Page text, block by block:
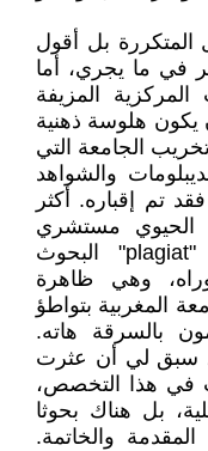
المتكررة بل أقول
في ما يجري، أما
المزيفة
يكون هلوسة ذهنية
الجامعة التي
والشواهد
تم إقباره. أكثر
الحيوي مستشري
بشكل فضيع كاستنساخ وسرقة "plagiat" البحوث
وهي ظاهرة
المغربية بتواطؤ
بالسرقة هاته.
سبق لي أن عثرت
في هذا التخصص،
بل هناك بحوثا
والخاتمة.